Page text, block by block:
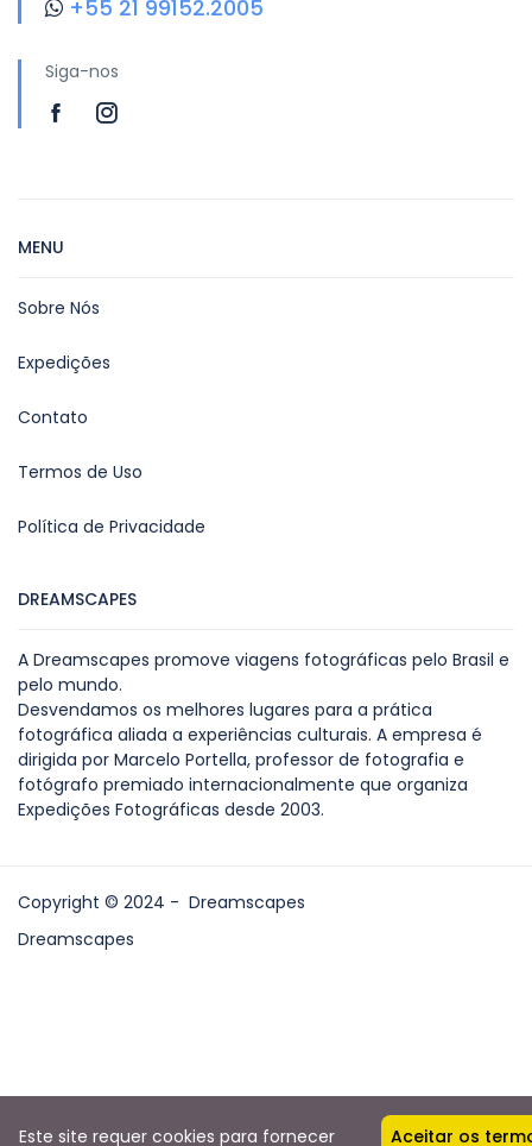
+55 21 99152.2005
Siga-nos
MENU
Sobre Nós
Expedições
Contato
Termos de Uso
Política de Privacidade
DREAMSCAPES
A Dreamscapes promove viagens fotográficas pelo Brasil e
pelo mundo.
Desvendamos os melhores lugares para a prática
fotográfica aliada a experiências culturais. A empresa é
dirigida por Marcelo Portella, professor de fotografia e
fotógrafo premiado internacionalmente que organiza
Expedições Fotográficas desde 2003.
Copyright © 2024 - Dreamscapes
Dreamscapes
Este site requer cookies para fornecer Aceitar os